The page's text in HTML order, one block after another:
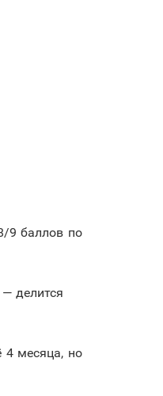
9 баллов по
— делится
4 месяца, но